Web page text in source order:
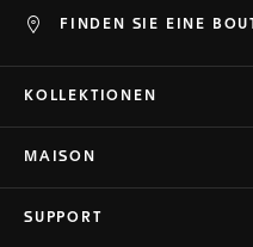
FINDEN SIE EINE
KOLLEKTIONEN
MAISON
SUPPORT